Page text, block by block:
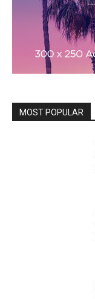
MOST POPULAR